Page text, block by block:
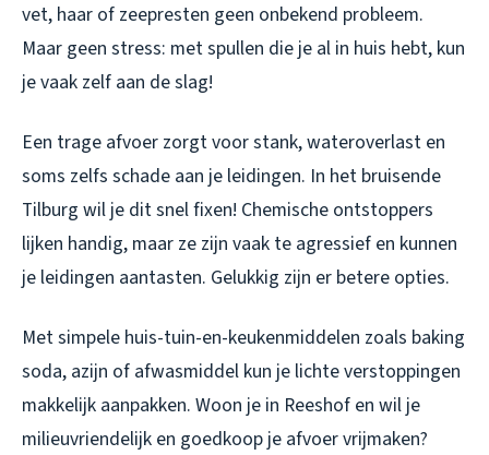
vet, haar of zeepresten geen onbekend probleem.
Maar geen stress: met spullen die je al in huis hebt, kun
je vaak zelf aan de slag!
Een trage afvoer zorgt voor stank, wateroverlast en
soms zelfs schade aan je leidingen. In het bruisende
Tilburg wil je dit snel fixen! Chemische ontstoppers
lijken handig, maar ze zijn vaak te agressief en kunnen
je leidingen aantasten. Gelukkig zijn er betere opties.
Met simpele huis-tuin-en-keukenmiddelen zoals baking
soda, azijn of afwasmiddel kun je lichte verstoppingen
makkelijk aanpakken. Woon je in Reeshof en wil je
milieuvriendelijk en goedkoop je afvoer vrijmaken?